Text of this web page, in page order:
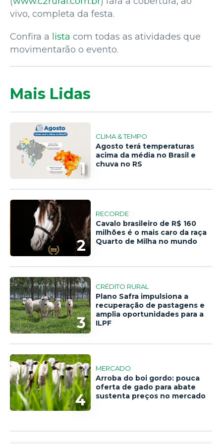
vivo, completa da festa.
Confira a lista com todas as atividades que
movimentarão o evento.
Mais Lidas
1
CLIMA & TEMPO
Agosto terá temperaturas
acima da média no Brasil e
chuva no RS
2
RECORDE
Cavalo brasileiro de R$ 160
milhões é o mais caro da raça
Quarto de Milha no mundo
3
CRÉDITO RURAL
Plano Safra impulsiona a
recuperação de pastagens e
amplia oportunidades para a
ILPF
4
MERCADO
Arroba do boi gordo: pouca
oferta de gado para abate
sustenta preços no mercado